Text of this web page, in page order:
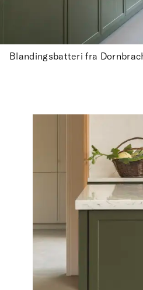
Blandingsbatteri fra